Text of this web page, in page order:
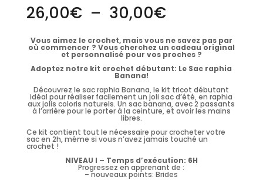
26,00€ – 30,00€Plage
de
26,00€
à
30,00€
Vous aimez le crochet, mais vous ne savez pas par
où commencer ? Vous cherchez un cadeau original
et personnalisé pour vos proches ?
Adoptez notre kit crochet débutant: Le Sac raphia
Banana!
Découvrez le sac raphia Banana, le kit tricot débutant
idéal pour réaliser facilement un joli sac d’été, en raphia
aux jolis coloris naturels. Un sac banana, avec 2 passants
à l’arrière pour le porter à la ceinture, et avoir les mains
libres.
Ce kit contient tout le nécessaire pour crocheter votre
sac en 2h, même si vous n’avez jamais touché un
crochet !
NIVEAU I – Temps d’exécution: 6H
Progressez en apprenant de :
– nouveaux points: Brides